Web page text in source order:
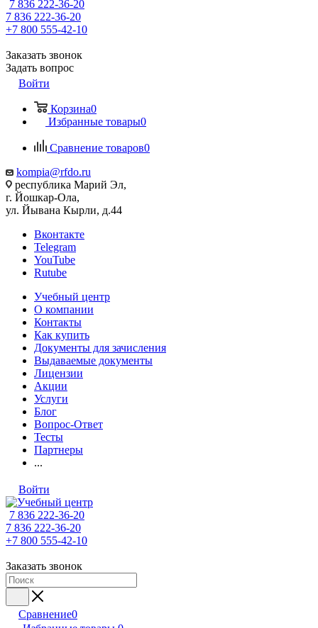
7 836 222-36-20
7 836 222-36-20
+7 800 555-42-10
Заказать звонок
Задать вопрос
Войти
Корзина0
Избранные товары0
Сравнение товаров0
kompia@rfdo.ru
республика Марий Эл,
г. Йошкар-Ола,
ул. Йывана Кырли, д.44
Вконтакте
Telegram
YouTube
Rutube
Учебный центр
О компании
Контакты
Как купить
Документы для зачисления
Выдаваемые документы
Лицензии
Акции
Услуги
Блог
Вопрос-Ответ
Тесты
Партнеры
...
Войти
7 836 222-36-20
7 836 222-36-20
+7 800 555-42-10
Заказать звонок
Сравнение0